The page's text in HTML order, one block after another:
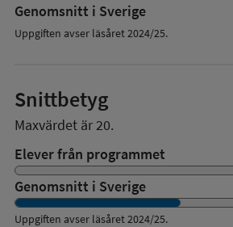
Genomsnitt i Sverige
Uppgiften avser läsåret 2024/25.
Snittbetyg
Maxvärdet är 20.
Elever från programmet
Genomsnitt i Sverige
Uppgiften avser läsåret2024/25.